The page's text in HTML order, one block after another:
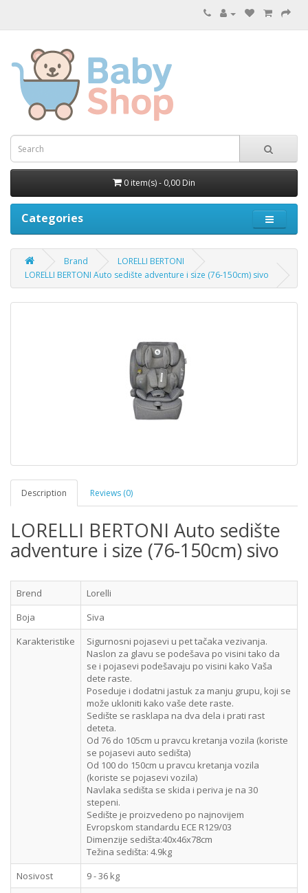
0 item(s) - 0,00 Din
Categories
Brand
LORELLI BERTONI
LORELLI BERTONI Auto sedište adventure i size (76-150cm) sivo
Description Reviews (0)
LORELLI BERTONI Auto sedište
adventure i size (76-150cm) sivo
Brend
Lorelli
Boja
Siva
Karakteristike
Sigurnosni pojasevi u pet tačaka vezivanja.
Naslon za glavu se podešava po visini tako da
se i pojasevi podešavaju po visini kako Vaša
dete raste.
Poseduje i dodatni jastuk za manju grupu, koji se
može ukloniti kako vaše dete raste.
Sedište se rasklapa na dva dela i prati rast
deteta.
Od 76 do 105cm u pravcu kretanja vozila (koriste
se pojasevi auto sedišta)
Od 100 do 150cm u pravcu kretanja vozila
(koriste se pojasevi vozila)
Navlaka sedišta se skida i periva je na 30
stepeni.
Sedište je proizvedeno po najnovijem
Evropskom standardu ECE R129/03
Dimenzije sedišta:40x46x78cm
Težina sedišta: 4.9kg
Nosivost
9 - 36 kg